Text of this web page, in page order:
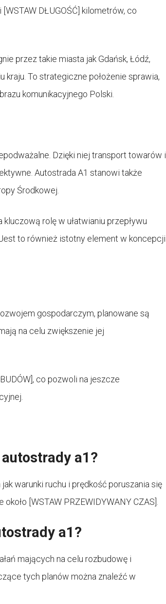
DŁUGOŚĆ] kilometrów, co
przez takie miasta jak Gdańsk, Łódź,
kraju. To strategiczne położenie sprawia,
komunikacyjnego Polski.
Dzięki niej transport towarów i
Autostrada A1 stanowi także
Środkowej.
rolę w ułatwianiu przepływu
to również istotny element w koncepcji
gospodarczym, planowane są
na celu zwiększenie jej
co pozwoli na jeszcze
a1?
warunki ruchu i prędkość poruszania się
[WSTAW PRZEWIDYWANY CZAS].
a1?
mających na celu rozbudowę i
tych planów można znaleźć w